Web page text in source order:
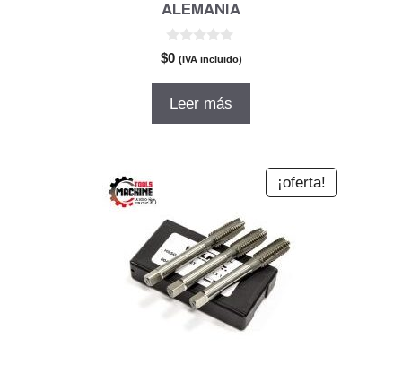
ALEMANIA
0
d
$0 (IVA incluido)
Leer más
¡oferta!